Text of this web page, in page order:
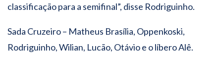
classificação para a semifinal”, disse Rodriguinho.
Sada Cruzeiro – Matheus Brasília, Oppenkoski,
Rodriguinho, Wilian, Lucão, Otávio e o líbero Alê.